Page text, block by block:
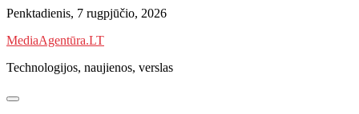
Skip
content
Penktadienis, 7 rugpjūčio, 2026
MediaAgentūra.LT
Technologijos, naujienos, verslas